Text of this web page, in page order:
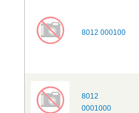
8012 000100
8012
0001000